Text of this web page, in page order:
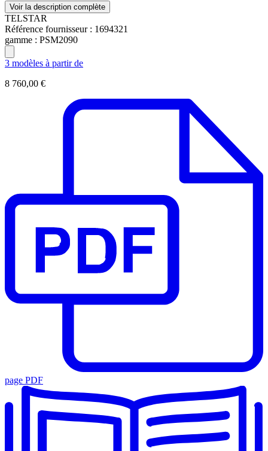
Voir la description complète
TELSTAR
Référence fournisseur : 1694321
gamme : PSM2090
3 modèles à partir de
8 760,00 €
page PDF